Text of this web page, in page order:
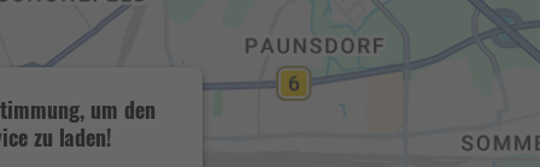
um den
zu laden!